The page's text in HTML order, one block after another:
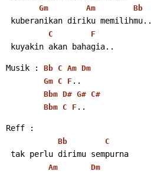
Gm Am Bb
kuberanikan diriku memilihmu..
C F
kuyakin akan bahagia..
Musik : Bb C Am Dm
Gm C F ..
Bbm D# G# C#
Bbm C F ..
Reff :
Bb C
tak perlu dirimu sempurna
Am Dm